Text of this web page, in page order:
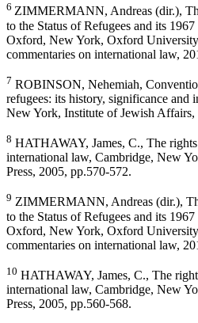
6 ZIMMERMANN, Andreas (dir.),
to the Status of Refugees and its
Oxford, New York, Oxford
commentaries on international law,
7 ROBINSON, Nehemiah,
refugees: its history, significance and
New York, Institute of Jewish Affairs,
8 HATHAWAY, James, C., The
international law, Cambridge, New
Press, 2005, pp.570-572.
9 ZIMMERMANN, Andreas (dir.),
to the Status of Refugees and its
Oxford, New York, Oxford
commentaries on international law,
10 HATHAWAY, James, C., The
international law, Cambridge, New
Press, 2005, pp.560-568.